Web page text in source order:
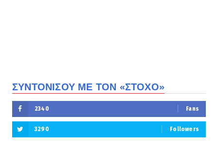
ΣΥΝΤΟΝΙΣΟΥ ΜΕ ΤΟΝ «ΣΤΟΧΟ»
2340 Fans
3290 Followers